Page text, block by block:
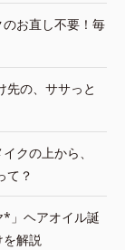
のお直し不要！毎
先の、ササっと
クの上から、
て？
*」ヘアオイル誕
を解説